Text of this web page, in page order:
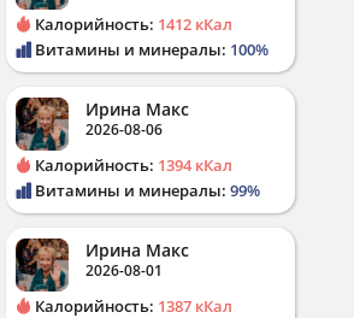
Калорийность: 1412 кКал
Витамины и минералы: 100%
Ирина Макс
2026-08-06
Калорийность: 1394 кКал
Витамины и минералы: 99%
Ирина Макс
2026-08-01
Калорийность: 1387 кКал